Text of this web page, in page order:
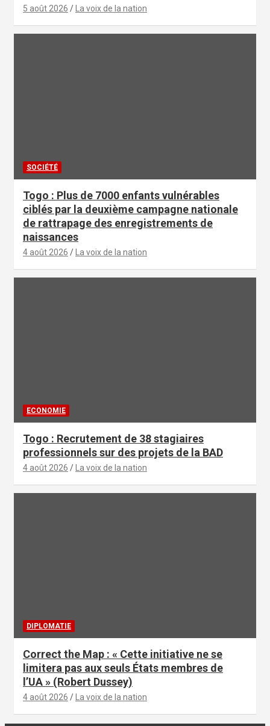
5 août 2026 La voix de la nation
SOCIÉTÉ
Togo : Plus de 7000 enfants vulnérables
ciblés par la deuxième campagne nationale
de rattrapage des enregistrements de
naissances
4 août 2026 La voix de la nation
ECONOMIE
Togo : Recrutement de 38 stagiaires
professionnels sur des projets de la BAD
4 août 2026 La voix de la nation
DIPLOMATIE
Correct the Map : « Cette initiative ne se
limitera pas aux seuls États membres de
l’UA » (Robert Dussey)
4 août 2026 La voix de la nation